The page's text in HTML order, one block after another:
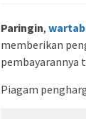
Paringin,
memberikan
pembayarannya
Piagam